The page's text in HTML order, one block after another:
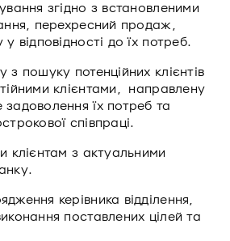
згідно з встановленими
перехресний продаж,
відповідності до їх потреб.
з пошуку потенційних клієнтів
клієнтами, направлену
їх потреб та
співпраці.
клієнтам з актуальними
керівника відділення,
поставлених цілей та